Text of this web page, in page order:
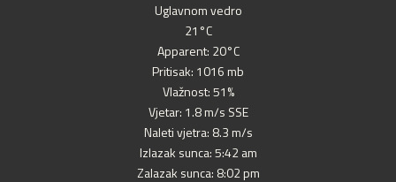
Uglavnom vedro
21°C
Apparent: 20°C
Pritisak: 1016 mb
Vlažnost: 51%
Vjetar: 1.8 m/s SSE
Naleti vjetra: 8.3 m/s
Izlazak sunca: 5:42 am
Zalazak sunca: 8:02 pm